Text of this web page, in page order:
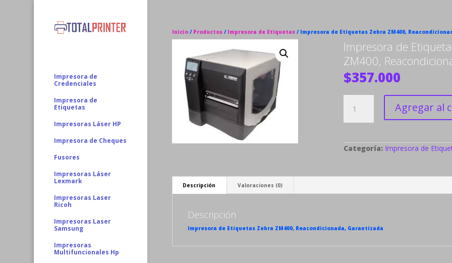
Impresora de
Credenciales
Impresora de
Etiquetas
Impresoras Láser HP
Impresora de Cheques
Fusores
Impresoras Láser
Lexmark
Impresoras Laser
Ricoh
Impresoras Laser
Samsung
Impresoras
Multifuncionales Hp
Inicio / Productos / Impresora de Etiquetas / Impresora de Etiquetas Zebra ZM400,
Impresora de
ZM400,
$357.000
Impresora
Etiquetas
Zebra
Reacondicionada
Agregar al
Categoría: Impresora de
Descripción Valoraciones (0)
Descripción
Impresora de Etiquetas Zebra ZM400, Reacondicionada, Garantizada